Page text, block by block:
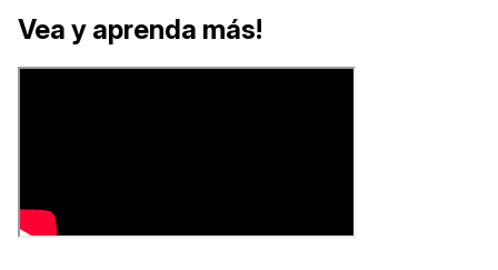
Vea y aprenda más!